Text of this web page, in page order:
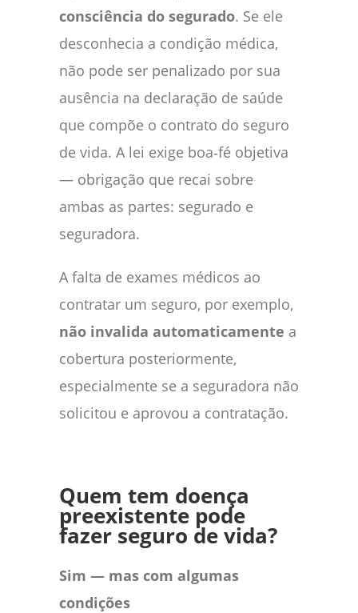
consciência do segurado. Se ele
desconhecia a condição médica,
não pode ser penalizado por sua
ausência na declaração de saúde
que compõe o contrato do seguro
de vida. A lei exige boa‑fé objetiva
— obrigação que recai sobre
ambas as partes: segurado e
seguradora.
A falta de exames médicos ao
contratar um seguro, por exemplo,
não invalida automaticamente a
cobertura posteriormente,
especialmente se a seguradora não
solicitou e aprovou a contratação.
Quem tem doença
preexistente pode
fazer seguro de vida?
Sim — mas com algumas
condições